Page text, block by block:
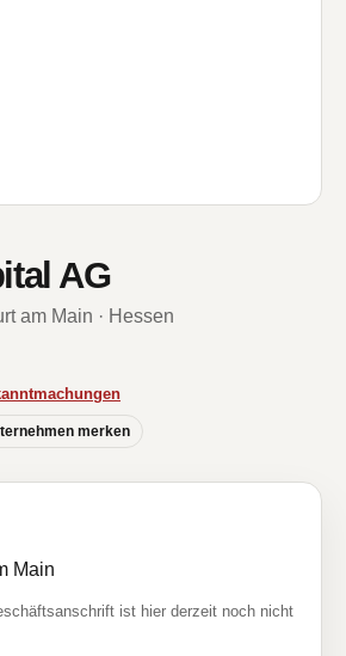
AG
am Main · Hessen
merken
Main
ist hier derzeit noch nicht